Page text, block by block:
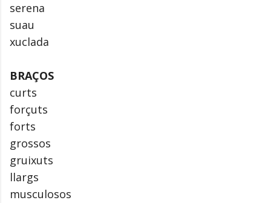
serena
suau
xuclada
BRAÇOS
curts
forçuts
forts
grossos
gruixuts
llargs
musculosos